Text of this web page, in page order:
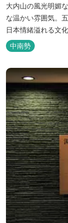
大内山の風光明媚
な温かい雰囲気。
日本情緒溢れる文
中南勢